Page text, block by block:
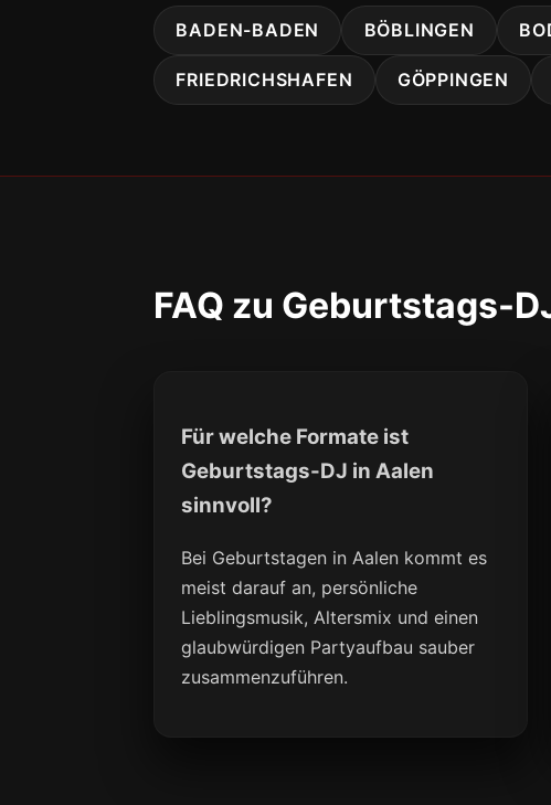
BADEN-BADEN BÖBLINGEN
FRIEDRICHSHAFEN GÖPPINGEN
FAQ zu Geburtstags-
Für welche Formate ist
Geburtstags-DJ in Aalen
sinnvoll?
Bei Geburtstagen in Aalen kommt es
meist darauf an, persönliche
Lieblingsmusik, Altersmix und einen
glaubwürdigen Partyaufbau sauber
zusammenzuführen.